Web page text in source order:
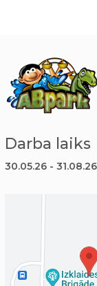
Darba laiks
30.05.26 - 31.08.26